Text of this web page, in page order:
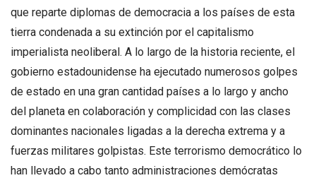
que reparte diplomas de democracia a los países de esta
tierra condenada a su extinción por el capitalismo
imperialista neoliberal. A lo largo de la historia reciente, el
gobierno estadounidense ha ejecutado numerosos golpes
de estado en una gran cantidad países a lo largo y ancho
del planeta en colaboración y complicidad con las clases
dominantes nacionales ligadas a la derecha extrema y a
fuerzas militares golpistas. Este terrorismo democrático lo
han llevado a cabo tanto administraciones demócratas